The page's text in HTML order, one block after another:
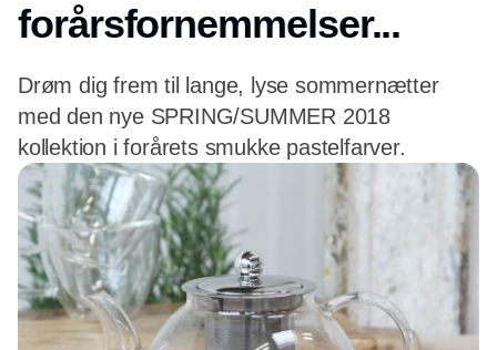
forårsfornemmelser...
Drøm dig frem til lange, lyse sommernætter
med den nye SPRING/SUMMER 2018
kollektion i forårets smukke pastelfarver.